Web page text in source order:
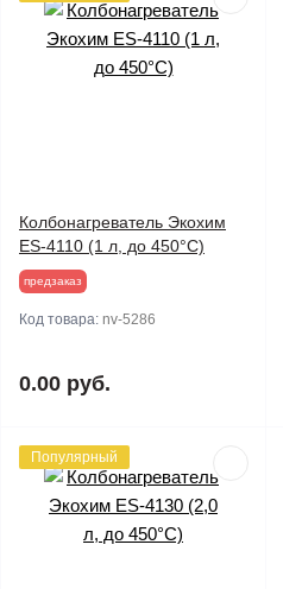
Колбонагреватель Экохим
ES-4110 (1 л, до 450°C)
предзаказ
Код товара: nv-5286
0.00 руб.
Популярный